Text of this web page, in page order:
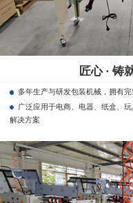
匠心 · 铸
多年生产与研发包装机械，拥有
广泛应用于电商、电器、纸盒、
解决方案